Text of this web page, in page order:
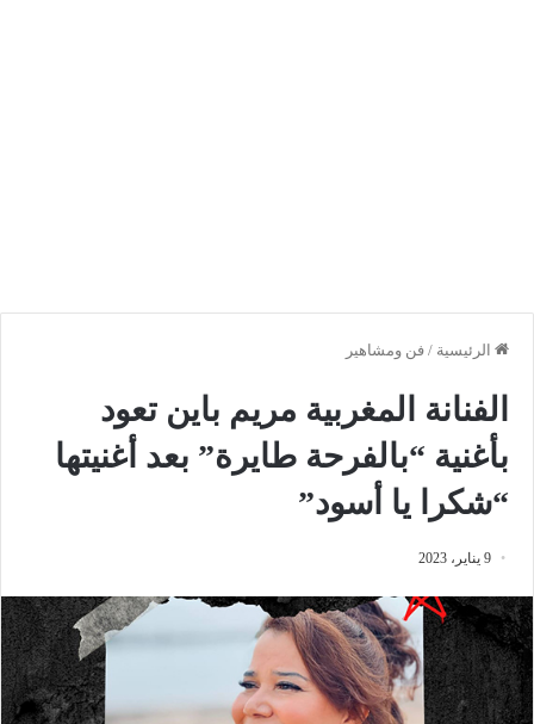
الرئيسية / فن ومشاهير
الفنانة المغربية مريم باين تعود
بأغنية “بالفرحة طايرة” بعد أغنيتها
“شكرا يا أسود”
9 يناير، 2023